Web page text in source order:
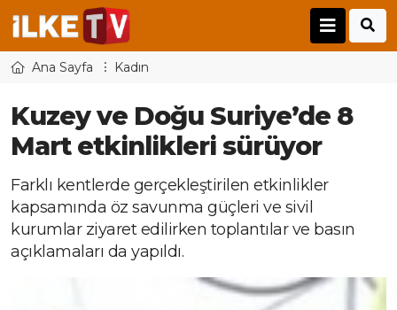
Ana Sayfa Kadın
Kuzey ve Doğu Suriye’de 8
Mart etkinlikleri sürüyor
Farklı kentlerde gerçekleştirilen etkinlikler
kapsamında öz savunma güçleri ve sivil
kurumlar ziyaret edilirken toplantılar ve basın
açıklamaları da yapıldı.